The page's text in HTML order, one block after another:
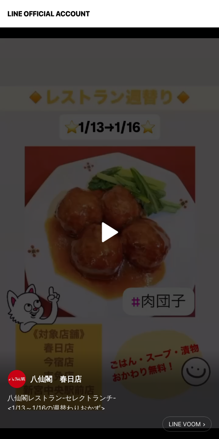
八仙閣 春日店
八仙閣レストラン-セレクトランチ-
<1/13～1/16の週替わりおかず>
白ごはん・スープおかわり無料！！
LINE VOOM